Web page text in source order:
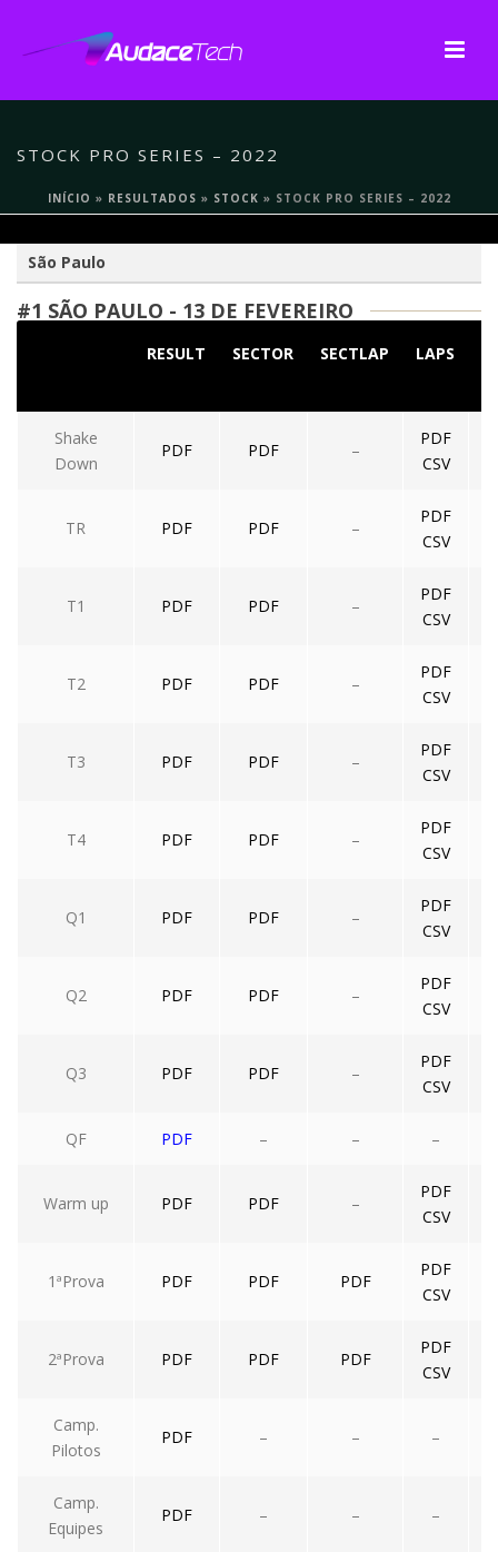
STOCK PRO SERIES – 2022
INÍCIO » RESULTADOS » STOCK » STOCK PRO SERIES – 2022
São Paulo
#1 SÃO PAULO - 13 DE FEVEREIRO
RESULT SECTOR SECTLAP LAPS
Shake
Down
PDF PDF –
PDF
CSV
TR PDF PDF –
PDF
CSV
T1 PDF PDF –
PDF
CSV
T2 PDF PDF –
PDF
CSV
T3 PDF PDF –
PDF
CSV
T4 PDF PDF –
PDF
CSV
Q1 PDF PDF –
PDF
CSV
Q2 PDF PDF –
PDF
CSV
Q3 PDF PDF –
PDF
CSV
QF PDF – – –
Warm up PDF PDF –
PDF
CSV
1ªProva PDF PDF PDF
PDF
CSV
2ªProva PDF PDF PDF
PDF
CSV
Camp.
Pilotos
PDF – – –
Camp.
Equipes
PDF – – –